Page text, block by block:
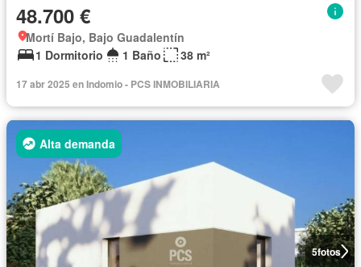
48.700 €
Mortí Bajo, Bajo Guadalentín
1 Dormitorio
1 Baño 38 m²
17 abr 2025 en Indomio - PCS INMOBILIARIA
5fotos
Alta demanda